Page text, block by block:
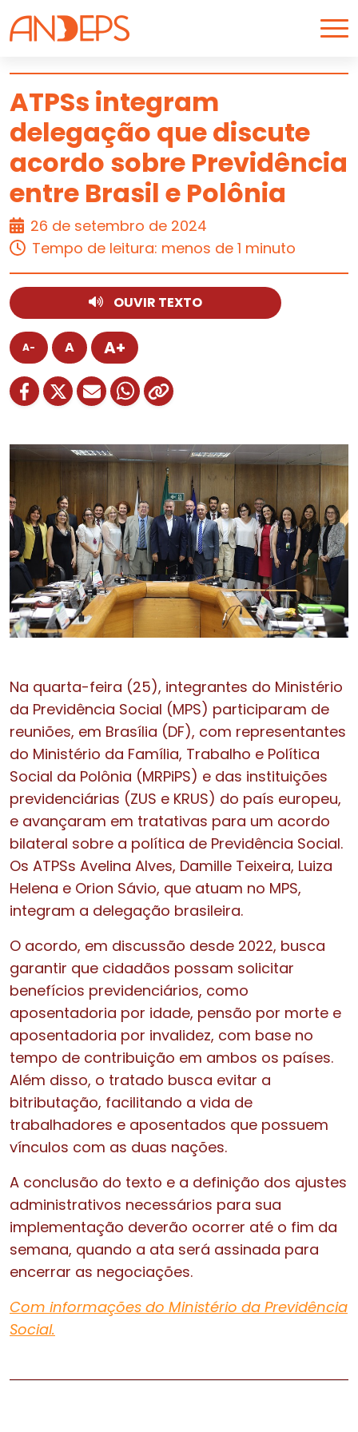
Skip to content
ARTIGO
ATPSs integram
delegação que discute
acordo sobre Previdência
entre Brasil e Polônia
26 de setembro de 2024
Tempo de leitura: menos de 1 minuto
OUVIR TEXTO
A- A A+
Na quarta-feira (25), integrantes do Ministério
da Previdência Social (MPS) participaram de
reuniões, em Brasília (DF), com representantes
do Ministério da Família, Trabalho e Política
Social da Polônia (MRPiPS) e das instituições
previdenciárias (ZUS e KRUS) do país europeu,
e avançaram em tratativas para um acordo
bilateral sobre a política de Previdência Social.
Os ATPSs Avelina Alves, Damille Teixeira, Luiza
Helena e Orion Sávio, que atuam no MPS,
integram a delegação brasileira.
O acordo, em discussão desde 2022, busca
garantir que cidadãos possam solicitar
benefícios previdenciários, como
aposentadoria por idade, pensão por morte e
aposentadoria por invalidez, com base no
tempo de contribuição em ambos os países.
Além disso, o tratado busca evitar a
bitributação, facilitando a vida de
trabalhadores e aposentados que possuem
vínculos com as duas nações.
A conclusão do texto e a definição dos ajustes
administrativos necessários para sua
implementação deverão ocorrer até o fim da
semana, quando a ata será assinada para
encerrar as negociações.
Com informações do Ministério da Previdência
Social.